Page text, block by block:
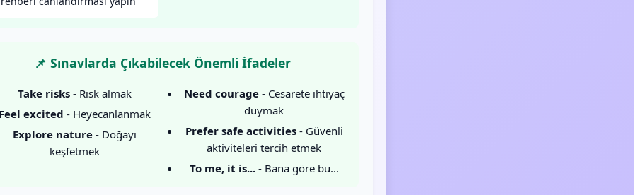
📌 Sınavlarda Çıkabilecek Önemli İfadeler
Take risks- Risk almak
excited - Heyecanlanmak
Explore nature- Doğayı
keşfetmek
Need courage- Cesarete ihtiyaç
duymak
Prefer safe activities- Güvenli
aktiviteleri tercih etmek
To me, it is...- Bana göre bu...